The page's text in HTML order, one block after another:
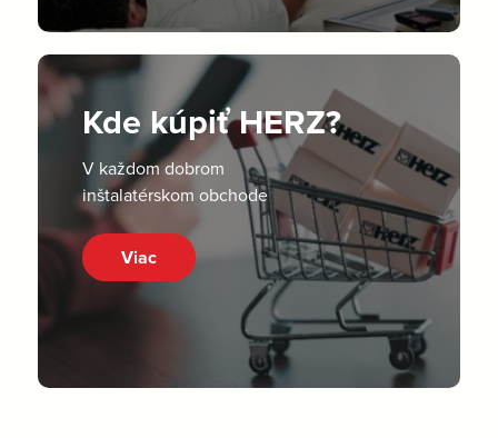
Kde kúpiť HERZ?
V každom dobrom
inštalatérskom obchode
Viac